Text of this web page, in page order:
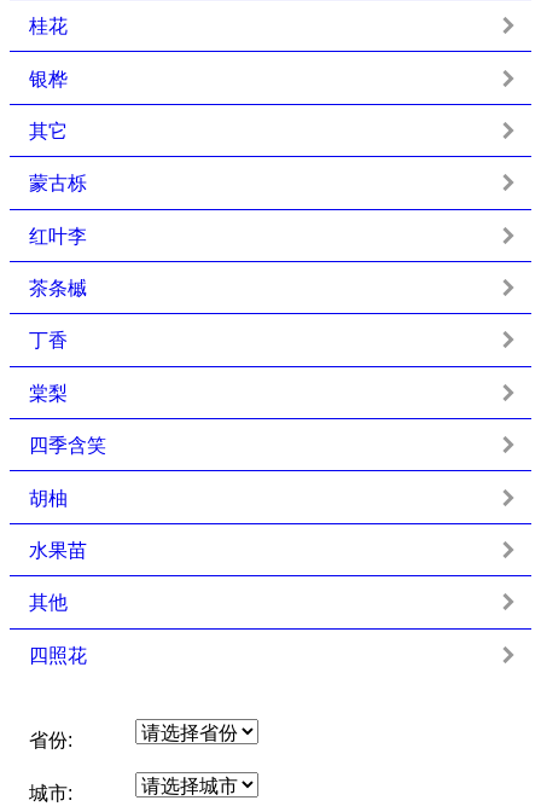
桂花
银桦
其它
蒙古栎
红叶李
茶条槭
丁香
棠梨
四季含笑
胡柚
水果苗
其他
四照花
省份:
城市: